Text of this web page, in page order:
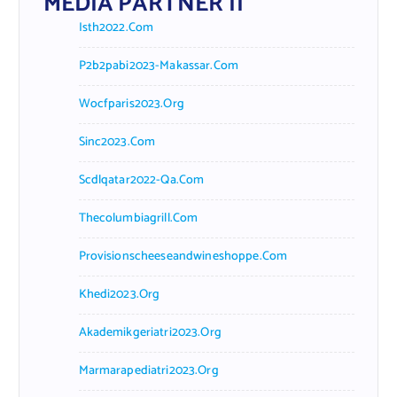
Isth2022.com
P2b2pabi2023-Makassar.com
Wocfparis2023.org
Sinc2023.com
Scdlqatar2022-Qa.com
Thecolumbiagrill.com
Provisionscheeseandwineshoppe.com
Khedi2023.org
Akademikgeriatri2023.org
Marmarapediatri2023.org